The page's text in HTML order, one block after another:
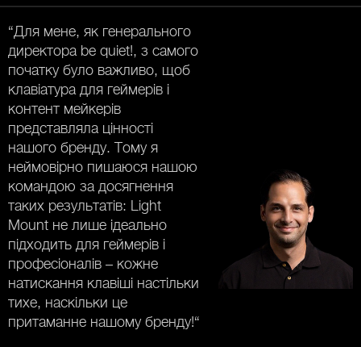
“Для мене, як генерального
директора be quiet!, з самого
початку було важливо, щоб
клавіатура для геймерів і
контент мейкерів
представляла цінності
нашого бренду. Тому я
неймовірно пишаюся нашою
командою за досягнення
таких результатів: Light
Mount не лише ідеально
підходить для геймерів і
професіоналів – кожне
натискання клавіші настільки
тихе, наскільки це
притаманне нашому бренду!“